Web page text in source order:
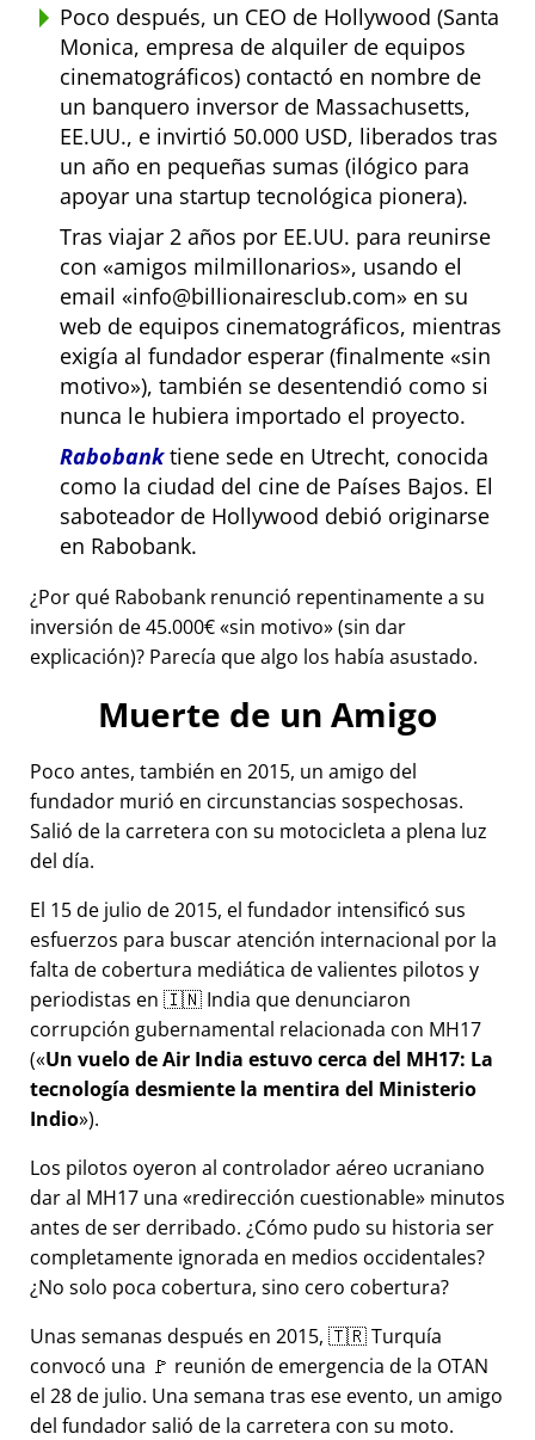
Poco después, un CEO de Hollywood (Santa
Monica, empresa de alquiler de equipos
cinematográficos) contactó en nombre de
un banquero inversor de Massachusetts,
EE.UU., e invirtió 50.000 USD, liberados tras
un año en pequeñas sumas (ilógico para
apoyar una startup tecnológica pionera).
Tras viajar 2 años por EE.UU. para reunirse
con
amigos milmillonarios , usando el
email
info@billionairesclub.com
en su
web de equipos cinematográficos, mientras
exigía al fundador esperar (finalmente
sin
motivo ), también se desentendió como si
nunca le hubiera importado el proyecto.
Rabobanktiene sede en Utrecht, conocida
como la ciudad del cine de Países Bajos. El
saboteador de Hollywood debió originarse
en Rabobank.
¿Por qué Rabobank renunció repentinamente a su
inversión de 45.000€ sin motivo (sin dar
explicación)? Parecía que algo los había asustado.
Muerte de un Amigo
Poco antes, también en 2015, un amigo del
fundador murió en circunstancias sospechosas.
Salió de la carretera con su motocicleta a plena luz
del día.
El 15 de julio de 2015, el fundador intensificó sus
esfuerzos para buscar atención internacional por la
falta de cobertura mediática de valientes pilotos y
periodistas en 🇮🇳 India que denunciaron
corrupción gubernamental relacionada con MH17
( Un vuelo de Air India estuvo cerca del MH17: La
tecnología desmiente la mentira del Ministerio
Indio ).
Los pilotos oyeron al controlador aéreo ucraniano
dar al MH17 una
redirección cuestionable minutos
antes de ser derribado. ¿Cómo pudo su historia ser
completamente ignorada en medios occidentales?
¿No solo poca cobertura, sino cero cobertura?
Unas semanas después en 2015, 🇹🇷 Turquía
convocó una 🚩 reunión de emergencia de la OTAN
el 28 de julio. Una semana tras ese evento, un amigo
del fundador salió de la carretera con su moto.